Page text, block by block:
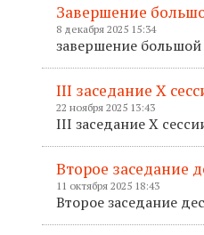
Завершение
8 декабря 2025 15:34
завершение
III заседание X
22 ноября 2025 13:43
III заседание X
Второе заседание
11 октября 2025 18:43
Второе заседание